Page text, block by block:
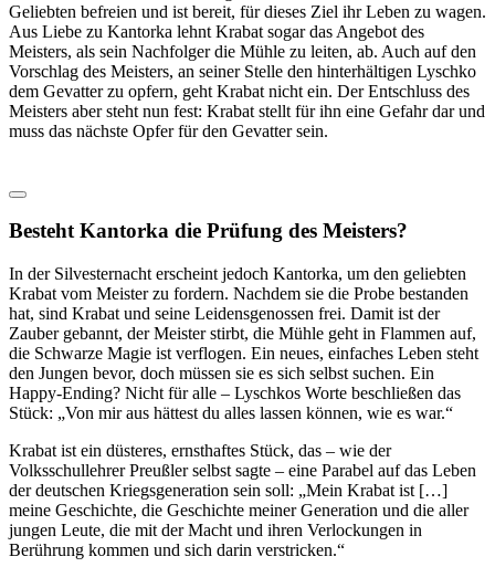
Geliebten befreien und ist bereit, für dieses Ziel ihr Leben zu wagen.
Aus Liebe zu Kantorka lehnt Krabat sogar das Angebot des
Meisters, als sein Nachfolger die Mühle zu leiten, ab. Auch auf den
Vorschlag des Meisters, an seiner Stelle den hinterhältigen Lyschko
dem Gevatter zu opfern, geht Krabat nicht ein. Der Entschluss des
Meisters aber steht nun fest: Krabat stellt für ihn eine Gefahr dar und
muss das nächste Opfer für den Gevatter sein.
Besteht Kantorka die Prüfung des Meisters?
In der Silvesternacht erscheint jedoch Kantorka, um den geliebten
Krabat vom Meister zu fordern. Nachdem sie die Probe bestanden
hat, sind Krabat und seine Leidensgenossen frei. Damit ist der
Zauber gebannt, der Meister stirbt, die Mühle geht in Flammen auf,
die Schwarze Magie ist verflogen. Ein neues, einfaches Leben steht
den Jungen bevor, doch müssen sie es sich selbst suchen. Ein
Happy-Ending? Nicht für alle – Lyschkos Worte beschließen das
Stück: „Von mir aus hättest du alles lassen können, wie es war.“
Krabat ist ein düsteres, ernsthaftes Stück, das – wie der
Volksschullehrer Preußler selbst sagte – eine Parabel auf das Leben
der deutschen Kriegsgeneration sein soll: „Mein Krabat ist […]
meine Geschichte, die Geschichte meiner Generation und die aller
jungen Leute, die mit der Macht und ihren Verlockungen in
Berührung kommen und sich darin verstricken.“